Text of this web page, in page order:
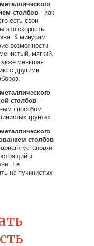
столбов- Как
есть свои
скорость
К минусам
возможности
мягкий,
меньшая
с другими
столбов-
способом
грунтах.
столбов
установки
и
Не
на пучинистых